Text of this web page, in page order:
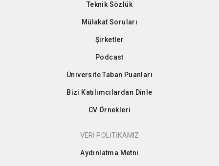
Teknik Sözlük
Mülakat Soruları
Şirketler
Podcast
Üniversite Taban Puanları
Bizi Katılımcılardan Dinle
CV Örnekleri
VERİ POLİTİKAMIZ
Aydınlatma Metni